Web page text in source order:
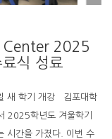
Center 2025
식 성료
새 학기 개강 김포대학
2025학년도 겨울학기
시간을 가졌다. 이번 수